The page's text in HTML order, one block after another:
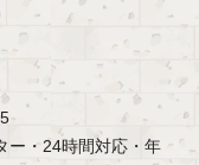
ー・24時間対応・年